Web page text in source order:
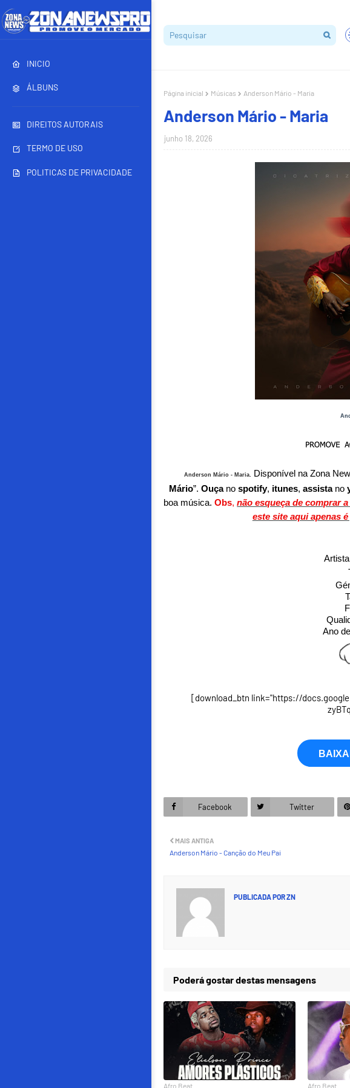
INICIO
ÁLBUNS
DIREITOS AUTORAIS
TERMO DE USO
POLITICAS DE PRIVACIDADE
Página inicial Músicas Anderson Mário - Maria
Anderson Mário - Maria
junho 18, 2026
Anderson Mário - Maria. Disponível na Zona
Mário”. Ouçano spotify, itunes, assistano
boa música. Obs,não esqueça de comprar
este site aqui apenas
Ano
[download_btn link="https://
Facebook Twitter
MAIS ANTIGA
Anderson Mário - Canção do Meu Pai
PUBLICADA PORZN
Poderá gostar destas mensagens
Afro Beat Afro Beat